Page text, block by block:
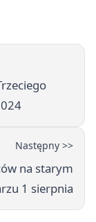
Następny >>
na starym
1 sierpnia